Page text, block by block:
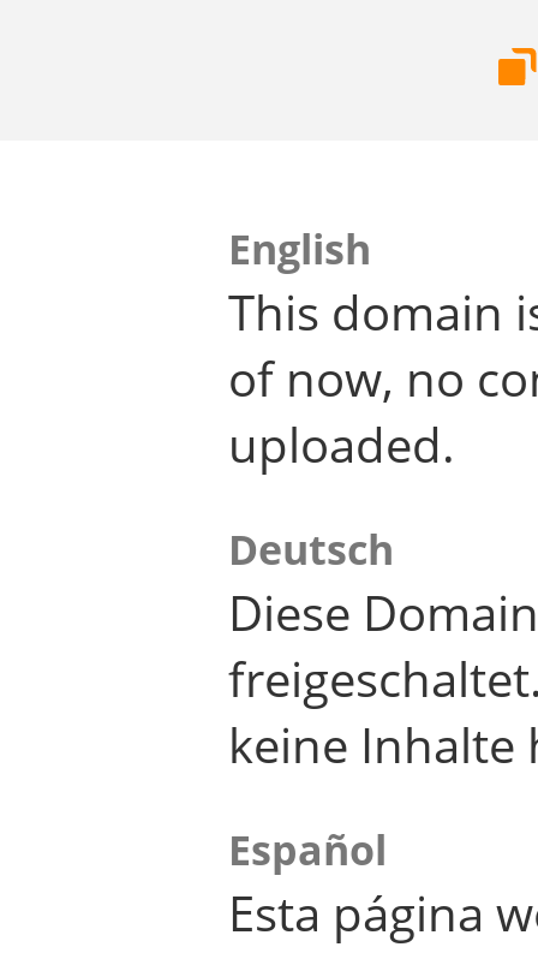
English
This domain
of now, no
uploaded.
Deutsch
Diese
keine Inhalte
Español
Esta página